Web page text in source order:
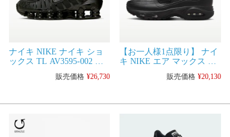
ナイキ NIKE ナイキ ショ
ックス TL AV3595-002 メ
ンズ ハイテク テック スニ
販売価格 ¥26,730
【お一人様1点限り】 ナイ
キ NIKE エア マックス フ
ェノメナ IM8814-001 レデ
ィース メンズ スニーカー
販売価格 ¥20,130